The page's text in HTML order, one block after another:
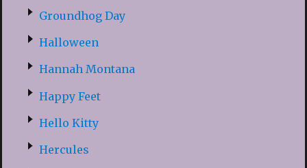
Groundhog Day
Halloween
Hannah Montana
Happy Feet
Hello Kitty
Hercules